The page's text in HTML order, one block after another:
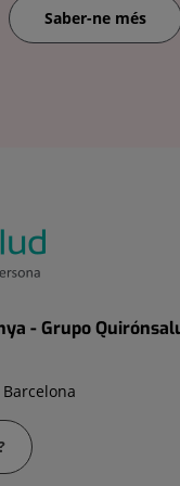
Saber-ne més
- Grupo